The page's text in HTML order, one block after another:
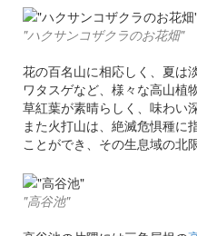
"ハクサンコザクラのお花畑"
花の百名山に相応しく、夏は
ワタスゲなど、様々な高山植
草紅葉が素晴らしく、味わい
また火打山は、絶滅危惧種に
ことができ、その生息域の北
"高谷池"